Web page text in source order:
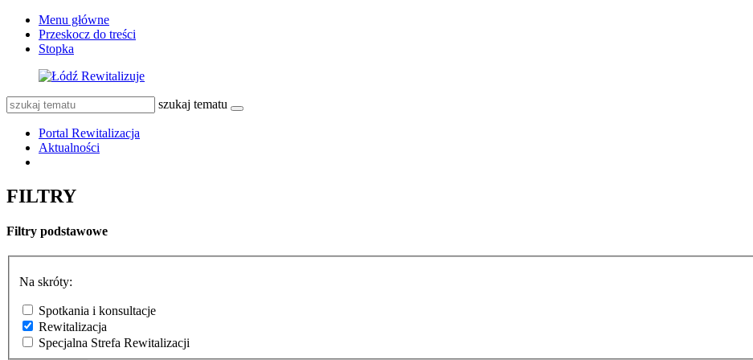
Menu główne
Przeskocz do treści
Stopka
szukaj tematu
Portal Rewitalizacja
Aktualności
FILTRY
Filtry podstawowe
Na skróty:
Spotkania i konsultacje
Rewitalizacja
Specjalna Strefa Rewitalizacji